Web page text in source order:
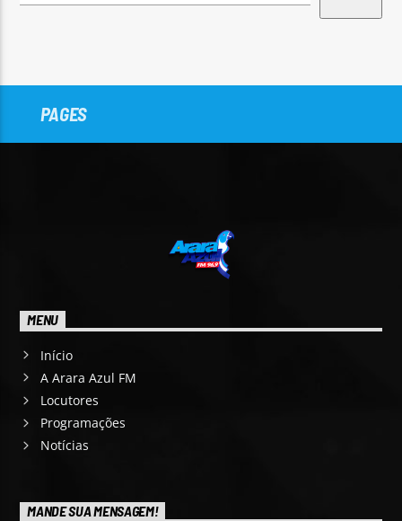
PAGES
MENU
Início
A Arara Azul FM
Locutores
Programações
Notícias
MANDE SUA MENSAGEM!